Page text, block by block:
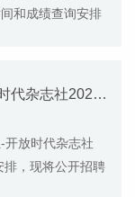
和成绩查询安排
广州市社会科学院直属事业单位-开放时代杂志社2020年第一次公开招聘工作人员笔试公告
放时代杂志社
排，现将公开招聘